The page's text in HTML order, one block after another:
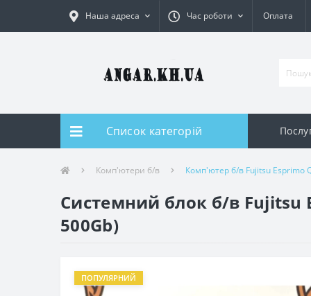
Наша адреса Час роботи Оплата
Список категорій
Комп'ютери б/в Комп'ютер б/в Fujitsu Esprimo
Системний блок б/в Fujitsu
500Gb)
ПОПУЛЯРНИЙ